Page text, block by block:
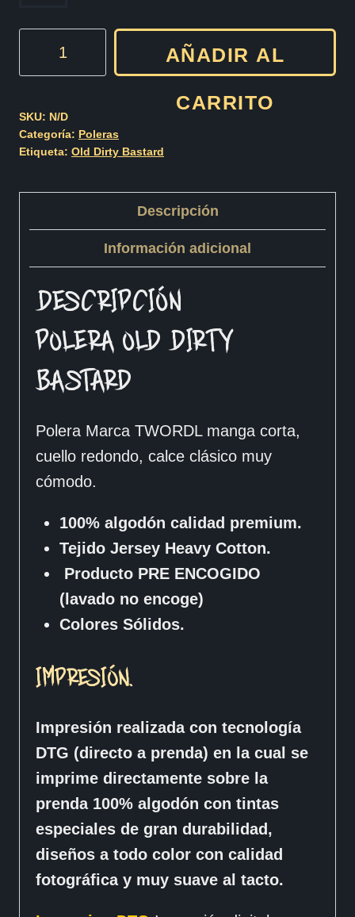
Cod005
cantidad
AÑADIR AL
CARRITO
SKU: N/D
Categoría: Poleras
Etiqueta: Old Dirty Bastard
Descripción
Información adicional
DESCRIPCIÓN
POLERA OLD DIRTY
BASTARD
Polera Marca TWORDL manga corta,
cuello redondo, calce clásico muy
cómodo.
100% algodón calidad premium.
Tejido Jersey Heavy Cotton.
Producto PRE ENCOGIDO
(lavado no encoge)
Colores Sólidos.
IMPRESIÓN.
Impresión realizada con tecnología
DTG (directo a prenda) en la cual se
imprime directamente sobre la
prenda 100% algodón con tintas
especiales de gran durabilidad,
diseños a todo color con calidad
fotográfica y muy suave al tacto.